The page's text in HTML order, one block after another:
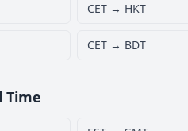
CET → HKT
CET → BDT
Time